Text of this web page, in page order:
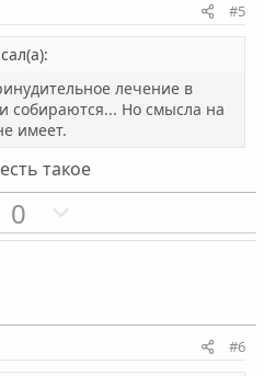
ы
й
о
л
с
#5
лечение в
собираются... Но смысла на
имеет.
такое
П0
е
т
#6